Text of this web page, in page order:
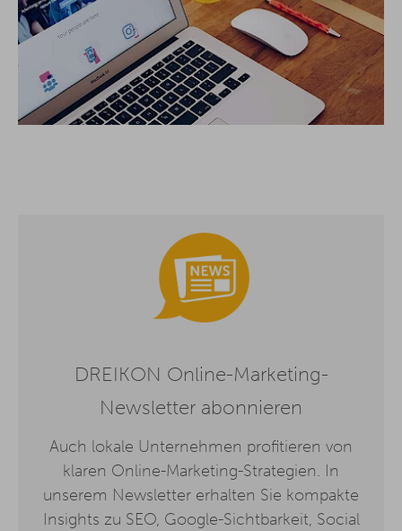
DREIKON Online-Marketing-
Newsletter abonnieren
Auch lokale Unternehmen profitieren von
klaren Online-Marketing-Strategien. In
unserem Newsletter erhalten Sie kompakte
Insights zu SEO, Google-Sichtbarkeit, Social